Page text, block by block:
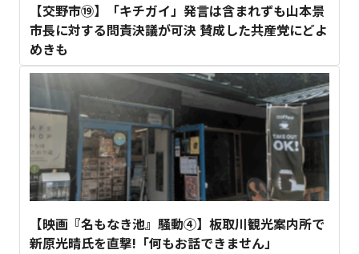
【交野市⑲】「キチガイ」発言は含まれずも山本景
市長に対する問責決議が可決 賛成した共産党にどよ
めきも
【映画『名もなき池』騒動④】板取川観光案内所で
新原光晴氏を直撃!「何もお話できません」